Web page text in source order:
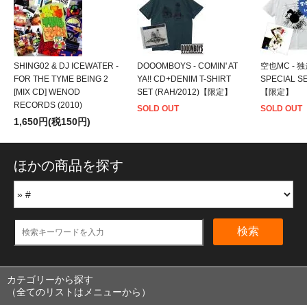
SHING02 & DJ ICEWATER -
FOR THE TYME BEING 2
[MIX CD] WENOD
RECORDS (2010)
1,650円(税150円)
DOOOMBOYS - COMIN' AT
YA!! CD+DENIM T-SHIRT
SET (RAH/2012)【限定】
SOLD OUT
空也MC -
SPECIAL
【限定】
SOLD OUT
ほかの商品を探す
検索
カテゴリーから探す
（全てのリストはメニューから）